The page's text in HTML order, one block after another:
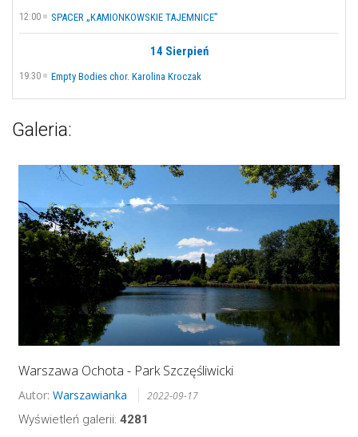
12:00 SPACER „KAMIONKOWSKIE TAJEMNICE”
14 Sierpień
19:30 Empty Bodies chor. Karolina Kroczak
Galeria:
Warszawa Ochota - Park Szczęśliwicki
Autor: Warszawianka 2022-09-17
Wyświetleń galerii: 4281